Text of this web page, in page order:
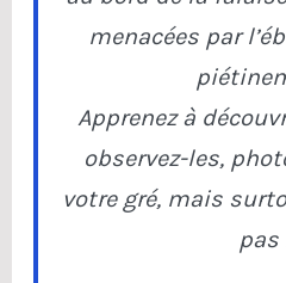
menacées par
Apprenez à
observez-les,
votre gré, mais
pas